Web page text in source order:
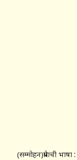
(सम्मोहन)प्रेमाची भाषा :